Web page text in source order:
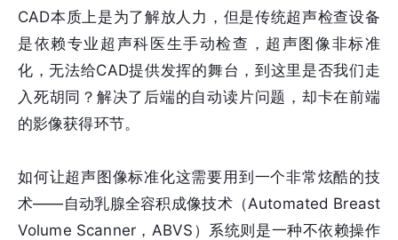
CAD本质上是为了解放人力，但是传统超声检查设备
是依赖专业超声科医生手动检查，超声图像非标准
化，无法给CAD提供发挥的舞台，到这里是否我们走
入死胡同？解决了后端的自动读片问题，却卡在前端
的影像获得环节。
如何让超声图像标准化这需要用到一个非常炫酷的技
术——自动乳腺全容积成像技术（Automated Breast
Volume Scanner，ABVS）系统则是一种不依赖操作